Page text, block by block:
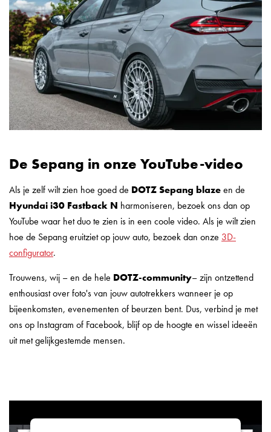
De Sepang in onze YouTube-video
Als je zelf wilt zien hoe goed de DOTZ Sepang blazeen de
Hyundai i30 Fastback N harmoniseren, bezoek ons dan op
YouTube waar het duo te zien is in een coole video. Als je wilt zien
hoe de Sepang eruitziet op jouw auto, bezoek dan onze 3D-
configurator.
Trouwens, wij – en de hele DOTZ-community– zijn ontzettend
enthousiast over foto's van jouw autotrekkers wanneer je op
bijeenkomsten, evenementen of beurzen bent. Dus, verbind je met
ons op Instagram of Facebook, blijf op de hoogte en wissel ideeën
uit met gelijkgestemde mensen.